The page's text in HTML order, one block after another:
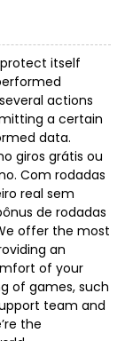
itself
actions
a certain
data.
giros grátis ou
Com rodadas
real sem
de rodadas
offer the most
an
of your
of games, such
team and
the